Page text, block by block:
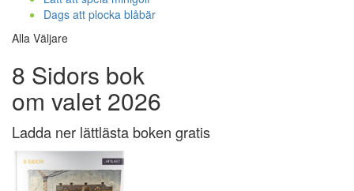
Dags att plocka blåbär
Alla Väljare
8 Sidors bok
om valet 2026
Ladda ner lättlästa boken gratis